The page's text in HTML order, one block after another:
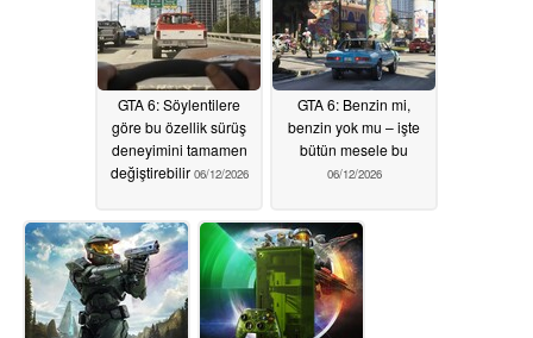
GTA 6: Söylentilere
göre bu özellik sürüş
deneyimini tamamen
değiştirebilir 06/12/2026
GTA 6: Benzin mi,
benzin yok mu – işte
bütün mesele bu
06/12/2026